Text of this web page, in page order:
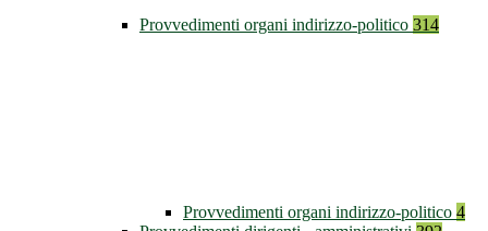
Provvedimenti organi indirizzo-politico 314
Provvedimenti organi indirizzo-politico 4